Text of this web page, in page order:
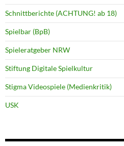
Schnittberichte (ACHTUNG! ab 18)
Spielbar (BpB)
Spieleratgeber NRW
Stiftung Digitale Spielkultur
Stigma Videospiele (Medienkritik)
USK